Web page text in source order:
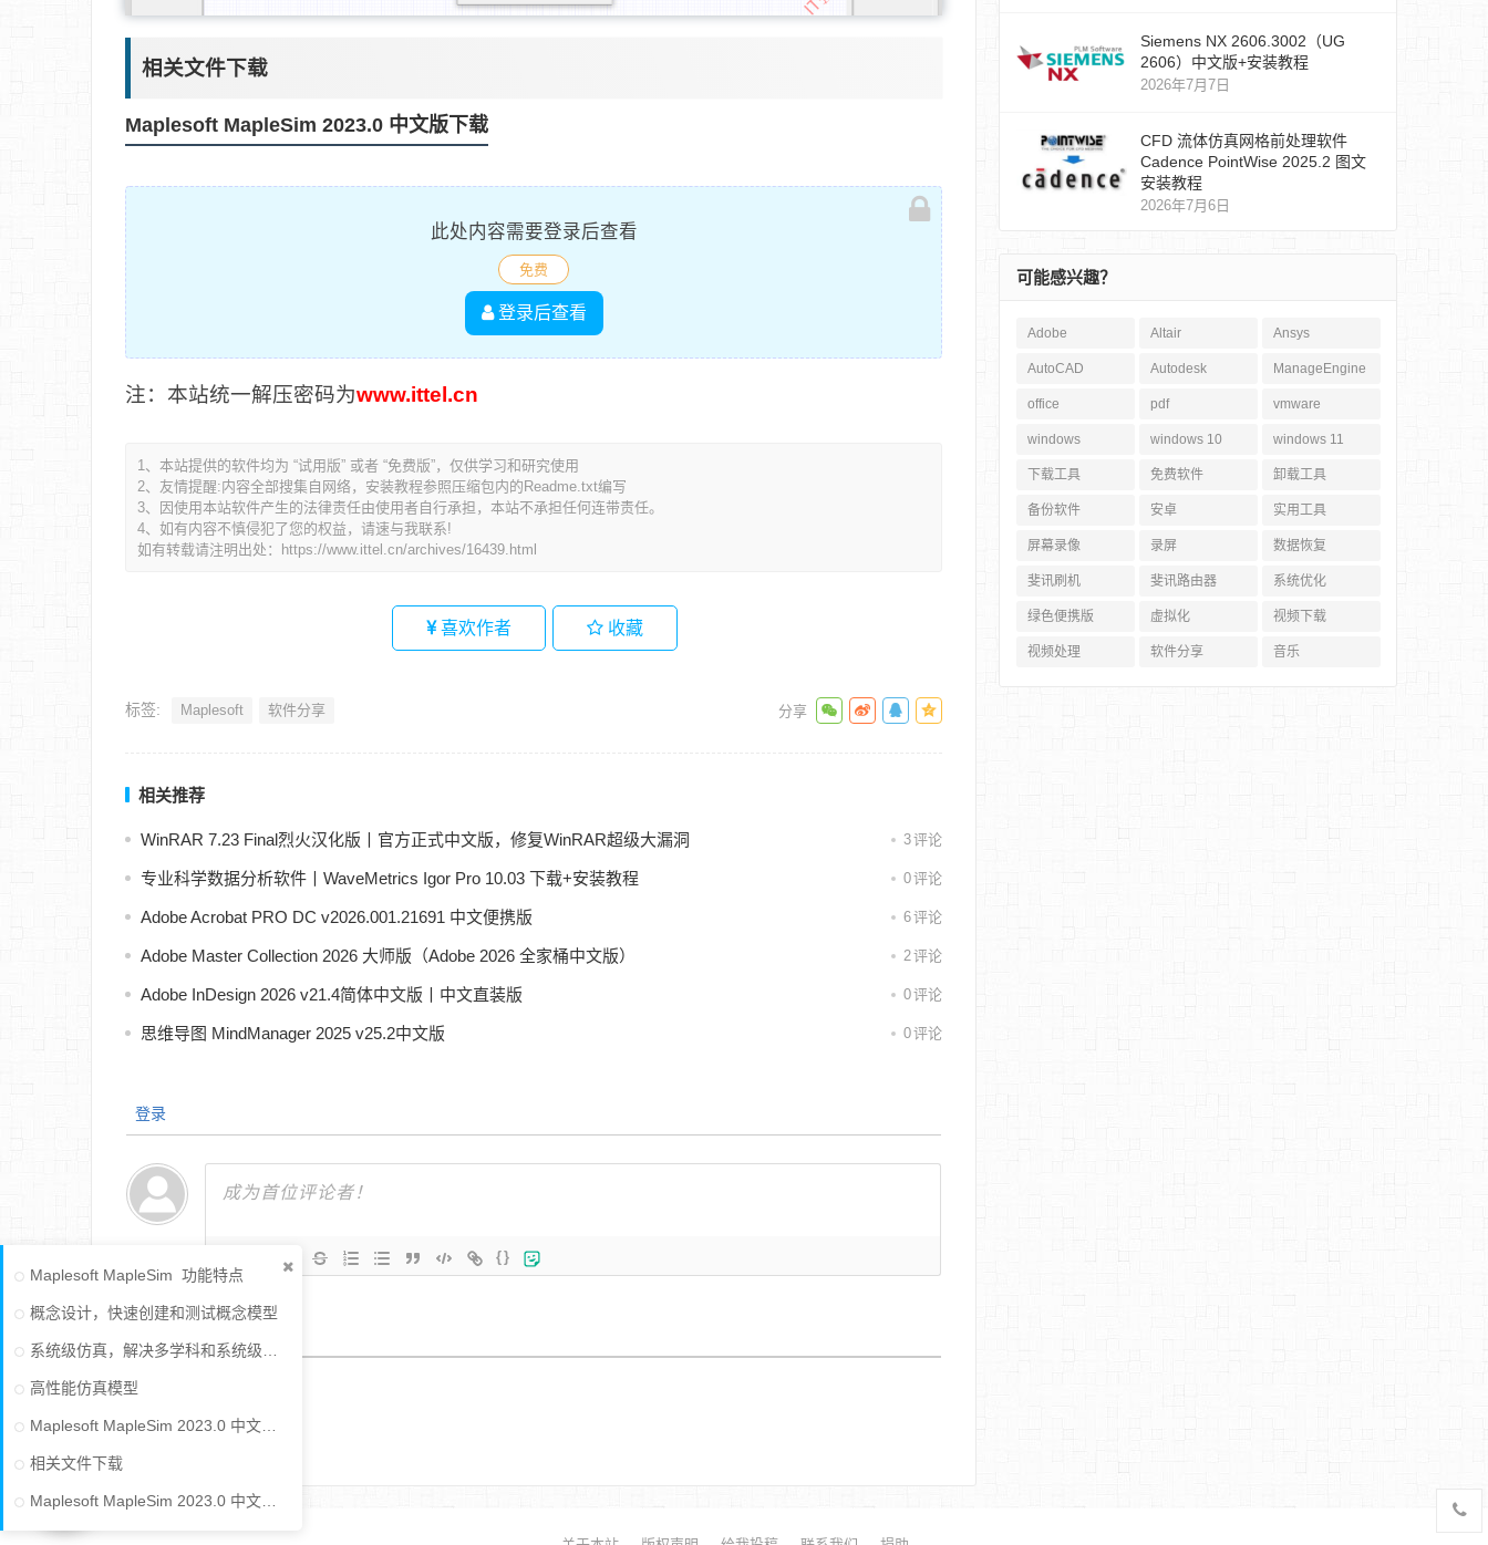
Maplesoft MapleSim 功能特点
概念设计，快速创建和测试概念模型
系统级仿真，解决多学科和系统级问题
高性能仿真模型
Maplesoft MapleSim 2023.0 中文版安装教程
相关文件下载
Maplesoft MapleSim 2023.0 中文版下载
相关文件下载
Maplesoft MapleSim 2023.0 中文版下载
此处内容需要登录后查看
免费
登录后查看
注：本站统一解压密码为www.ittel.cn
1、本站提供的软件均为 “试用版” 或者 “免费版”，仅供学习和研究使用
2、友情提醒:内容全部搜集自网络，安装教程参照压缩包内的Readme.txt编写
3、因使用本站软件产生的法律责任由使用者自行承担，本站不承担任何连带责任。
4、如有内容不慎侵犯了您的权益，请速与我联系!
如有转载请注明出处：
https://www.ittel.cn/archives/16439.html
喜欢作者 收藏
标签: Maplesoft 软件分享
相关推荐
WinRAR 7.23 Final烈火汉化版丨官方正式中文版，修复WinRAR超级大漏洞 3评论
专业科学数据分析软件丨WaveMetrics Igor Pro 10.03 下载+安装教程 0评论
Adobe Acrobat PRO DC v2026.001.21691 中文便携版 6评论
Adobe Master Collection 2026 大师版（Adobe 2026 全家桶中文版） 2评论
Adobe InDesign 2026 v21.4简体中文版丨中文直装版 0评论
思维导图 MindManager 2025 v25.2中文版 0评论
登录
{}
0 评论
Siemens NX 2606.3002（UG
2606）中文版+安装教程
2026年7月7日
CFD 流体仿真网格前处理软件
Cadence PointWise 2025.2 图文
安装教程
2026年7月6日
可能感兴趣？
Adobe Altair Ansys
AutoCAD Autodesk ManageEngine
office pdf vmware
windows windows 10 windows 11
下载工具 免费软件 卸载工具
备份软件 安卓 实用工具
屏幕录像 录屏 数据恢复
斐讯刷机 斐讯路由器 系统优化
绿色便携版 虚拟化 视频下载
视频处理 软件分享 音乐